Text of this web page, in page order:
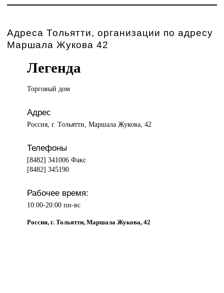
Адреса Тольятти, организации по адресу
Маршала Жукова 42
Легенда
Торговый дом
Адрес
Россия, г. Тольятти, Маршала Жукова, 42
Телефоны
[8482] 341006 Факс
[8482] 345190
Рабочее время:
10:00-20:00 пн-вс
Россия, г. Тольятти, Маршала Жукова, 42